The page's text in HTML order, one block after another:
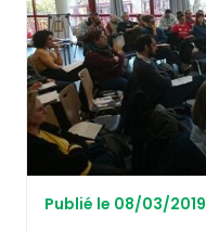
Publié le 08/03/2019